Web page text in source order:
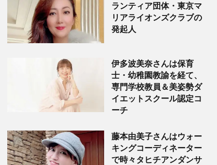
ランティア団体・東京マ
リアライオンズクラブの
発起人
伊多波美奈さんは保育
士・幼稚園教諭を経て、
専門学校教員＆美姿勢ダ
イエットスクール認定コ
ーチ
藤本由美子さんはウォー
キングコーディネーター
で時々タヒチアンダンサ